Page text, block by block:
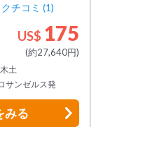
クチコミ (1)
US$ 175
(約27,640円)
土
サンゼルス発
みる